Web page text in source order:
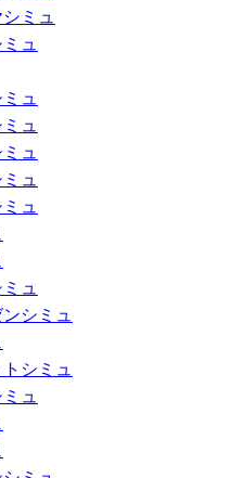
ミュ
ュ
ュ
ュ
ュ
ュ
ュ
ュ
シミュ
シミュ
ュ